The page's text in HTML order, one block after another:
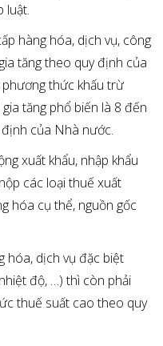
luật.
hàng hóa, dịch vụ, công
tăng theo quy định của
thức khấu trừ
tăng phổ biến là 8 đến
của Nhà nước.
xuất khẩu, nhập khẩu
các loại thuế xuất
hóa cụ thể, nguồn gốc
hóa, dịch vụ đặc biệt
độ, …) thì còn phải
thuế suất cao theo quy